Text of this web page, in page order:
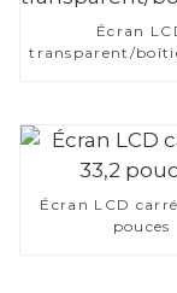
Écran
transparent/
Écran LCD
pouces